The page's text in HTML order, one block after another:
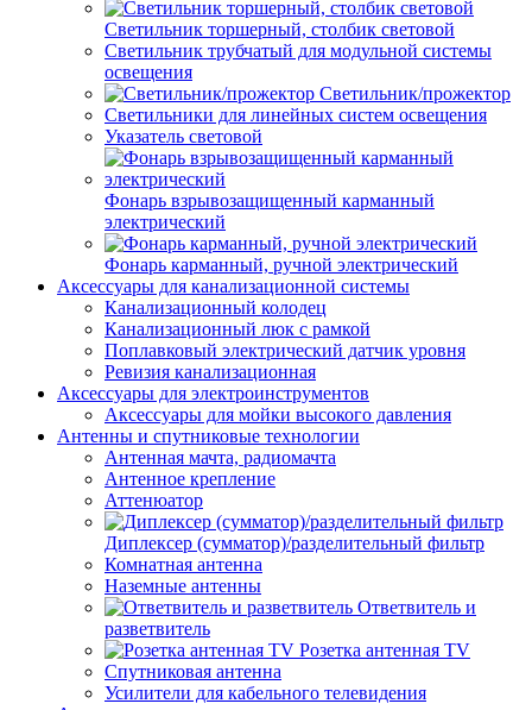
Светильник торшерный, столбик световой
Светильник трубчатый для модульной системы
освещения
Светильник/прожектор
Светильники для линейных систем освещения
Указатель световой
Фонарь взрывозащищенный карманный
электрический
Фонарь карманный, ручной электрический
Аксессуары для канализационной системы
Канализационный колодец
Канализационный люк с рамкой
Поплавковый электрический датчик уровня
Ревизия канализационная
Аксессуары для электроинструментов
Аксессуары для мойки высокого давления
Антенны и спутниковые технологии
Антенная мачта, радиомачта
Антенное крепление
Аттенюатор
Диплексер (сумматор)/разделительный фильтр
Комнатная антенна
Наземные антенны
Ответвитель и
разветвитель
Розетка антенная TV
Спутниковая антенна
Усилители для кабельного телевидения